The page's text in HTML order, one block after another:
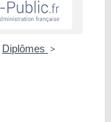
Diplômes >